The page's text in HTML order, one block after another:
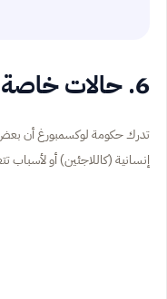
6. حالات خاصة واستثناءات
تدرك حكومة لوكسمبورغ أن بعض
إنسانية (كاللاجئين) أو لأسباب